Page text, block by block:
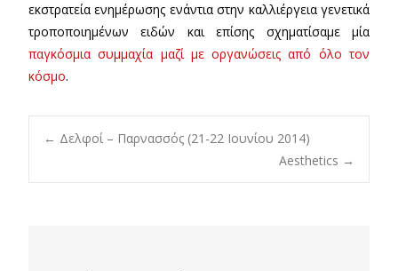
εκστρατεία ενημέρωσης ενάντια στην καλλιέργεια γενετικά
τροποποιημένων ειδών και επίσης σχηματίσαμε μία
παγκόσμια συμμαχία μαζί με οργανώσεις από όλο τον
κόσμο.
Post
← Δελφοί – Παρνασσός (21-22 Ιουνίου 2014)
Aesthetics →